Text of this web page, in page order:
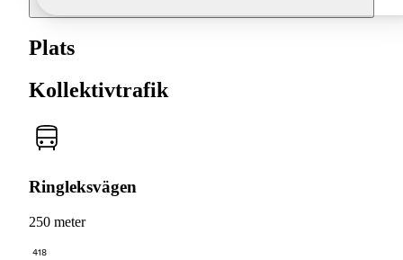
Plats
Kollektivtrafik
Ringleksvägen
250 meter
418